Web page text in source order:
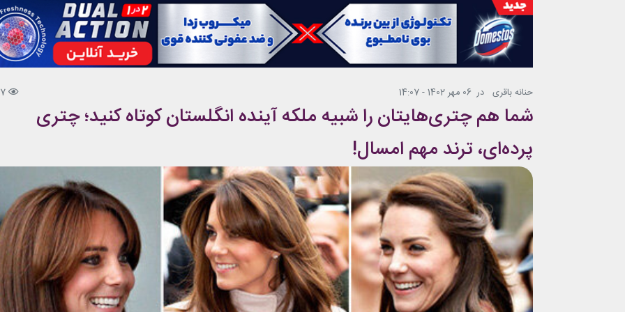
حنانه باقری در 06 مهر 1402 - 14:07
شما هم چتری‌هایتان را شبیه ملکه آینده انگلستان کوتاه کنید؛ چتری
پرده‌ای، ترند مهم امسال!